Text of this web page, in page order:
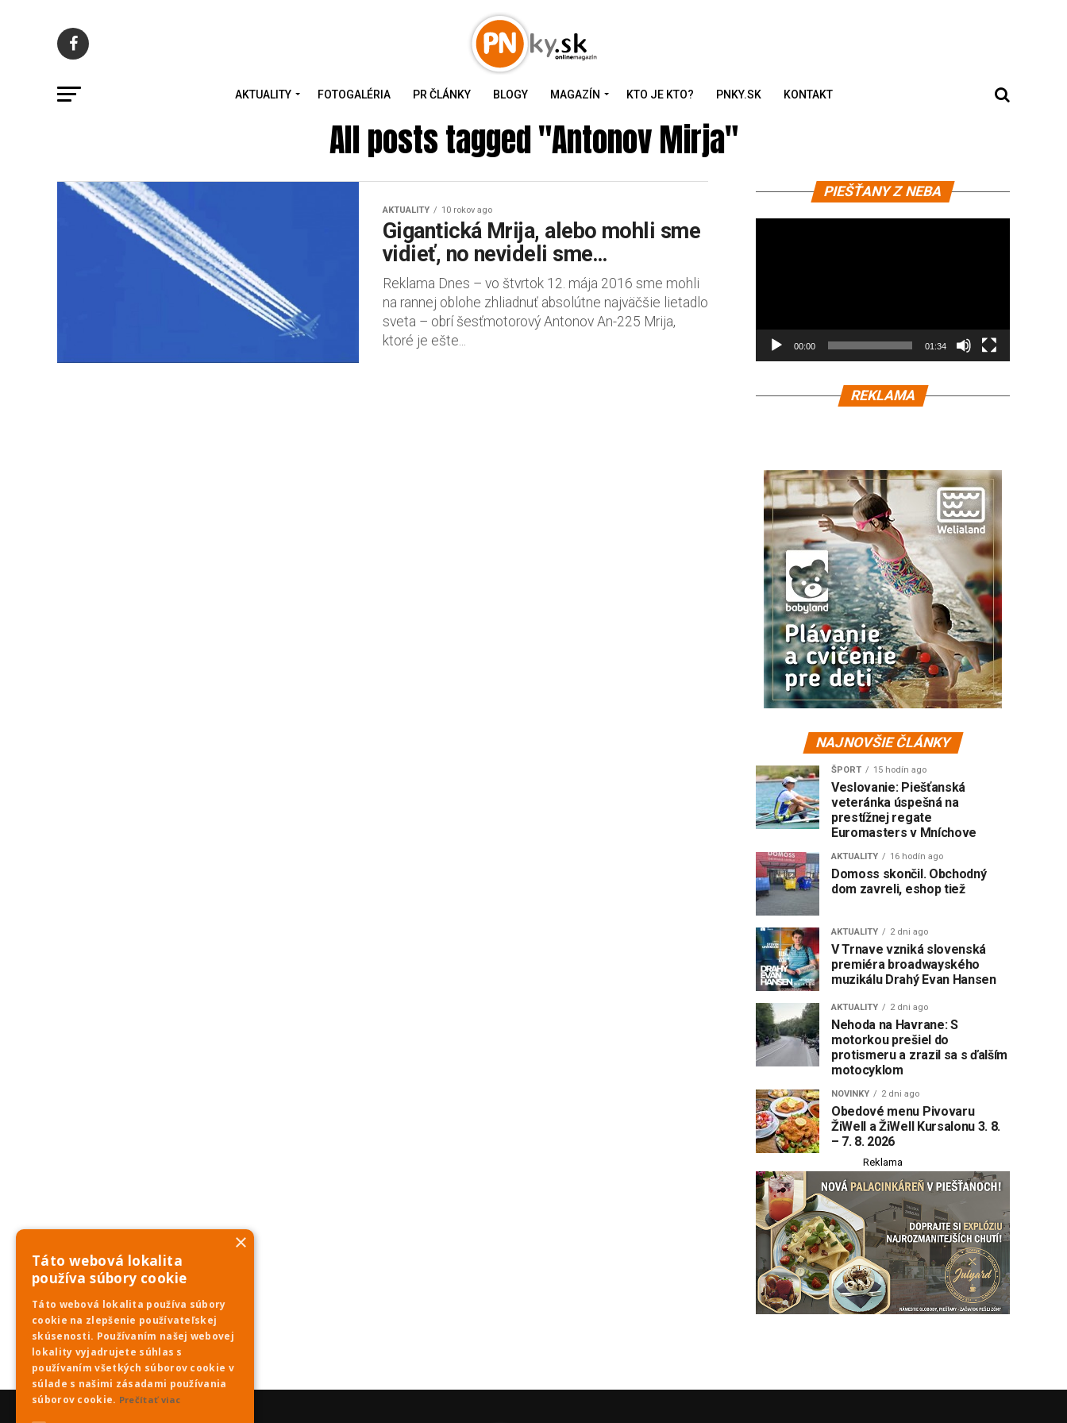
AKTUALITY FOTOGALÉRIA PR ČLÁNKY BLOGY MAGAZÍN KTO JE KTO? PNKY.SK KONTAKT
All posts tagged "Antonov Mirja"
AKTUALITY 10 rokov ago
Gigantická Mrija, alebo mohli sme
vidieť, no nevideli sme…
Reklama Dnes – vo štvrtok 12. mája 2016 sme mohli
na rannej oblohe zhliadnuť absolútne najväčšie lietadlo
sveta – obrí šesťmotorový Antonov An-225 Mrija,
ktoré je ešte...
PIEŠŤANY Z NEBA
prehrávač
00:00 01:34
REKLAMA
NAJNOVŠIE ČLÁNKY
ŠPORT 15 hodín ago
Veslovanie: Piešťanská
veteránka úspešná na
prestížnej regate
Euromasters v Mníchove
AKTUALITY 16 hodín ago
Domoss skončil. Obchodný
dom zavreli, eshop tiež
AKTUALITY 2 dni ago
V Trnave vzniká slovenská
premiéra broadwayského
muzikálu Drahý Evan Hansen
AKTUALITY 2 dni ago
Nehoda na Havrane: S
motorkou prešiel do
protismeru a zrazil sa s ďalším
motocyklom
NOVINKY 2 dni ago
Obedové menu Pivovaru
ŽiWell a ŽiWell Kursalonu 3. 8.
– 7. 8. 2026
Reklama
×
Táto webová lokalita
používa súbory cookie
Táto webová lokalita používa súbory
cookie na zlepšenie používateľskej
skúsenosti. Používaním našej webovej
lokality vyjadrujete súhlas s
používaním všetkých súborov cookie v
súlade s našimi zásadami používania
súborov cookie. Prečítať viac